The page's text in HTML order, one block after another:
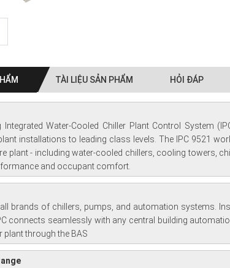
TÀI LIỆU SẢN PHẨM HỎI ĐÁP
Integrated Water-Cooled Chiller Plant Control System
installations to leading class levels. The IPC 9521
plant - including water-cooled chillers, cooling towers,
and occupant comfort.
all brands of chillers, pumps, and automation systems.
connects seamlessly with any central building
plant through the BAS